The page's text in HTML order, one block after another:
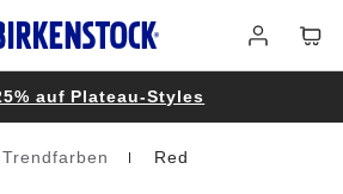
auf Plateau-Styles
Trendfarben Red